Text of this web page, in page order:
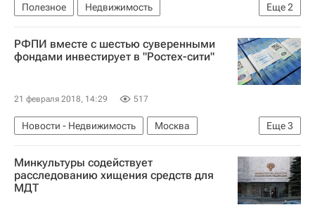
Еще2
Полезное
Недвижимость
Городская среда
Полезное – РИА Недвижимость
РФПИ вместе с шестью суверенными
фондами инвестирует в "Ростех-сити"
21 февраля 2018, 14:29 517
Еще3
Новости - Недвижимость
Москва
Инвестиции
Коммерческая недвижимость
Россия
Минкультуры содействует
расследованию хищения средств для
МДТ